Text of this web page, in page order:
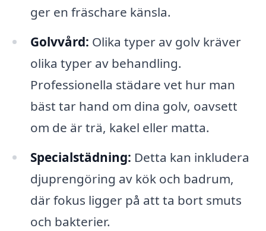
ger en fräschare känsla.
Golvvård: Olika typer av golv kräver
olika typer av behandling.
Professionella städare vet hur man
bäst tar hand om dina golv, oavsett
om de är trä, kakel eller matta.
Specialstädning: Detta kan inkludera
djuprengöring av kök och badrum,
där fokus ligger på att ta bort smuts
och bakterier.